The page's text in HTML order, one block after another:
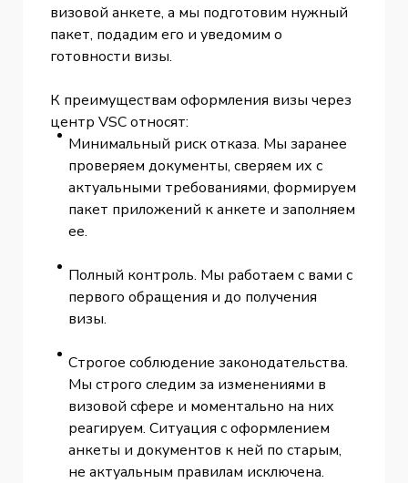
визовой анкете, а мы подготовим нужный
пакет, подадим его и уведомим о
готовности визы.
К преимуществам оформления визы через
центр VSC относят:
Минимальный риск отказа. Мы заранее
проверяем документы, сверяем их с
актуальными требованиями, формируем
пакет приложений к анкете и заполняем
ее.
Полный контроль. Мы работаем с вами с
первого обращения и до получения
визы.
Строгое соблюдение законодательства.
Мы строго следим за изменениями в
визовой сфере и моментально на них
реагируем. Ситуация с оформлением
анкеты и документов к ней по старым,
не актуальным правилам исключена.